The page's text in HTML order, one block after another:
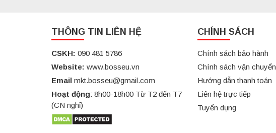
THÔNG TIN LIÊN HỆ
CSKH: 090 481 5786
Website: www.bosseu.vn
Email mkt.bosseu@gmail.com
Hoạt động: 8h00-18h00 Từ T2 đến T7
(CN nghỉ)
CHÍNH SÁCH
Chính sách bảo hành
Chính sách vận chuyển
Hướng dẫn thanh toán
Liên hệ trực tiếp
Tuyển dụng